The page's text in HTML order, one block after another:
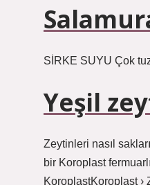
SİRKE SUYU Çok
Yeşil
Zeytinleri nasıl
bir Koroplast
KoroplastKoroplast ›